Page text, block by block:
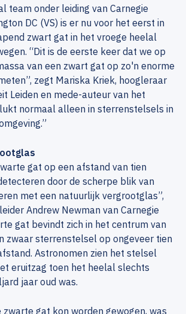
team onder leiding van Carnegie
DC (VS) is er nu voor het eerst in
zwart gat in het vroege heelal
“Dit is de eerste keer dat we op
van een zwart gat op zo'n enorme
zegt Mariska Kriek, hoogleraar
Leiden en mede-auteur van het
normaal alleen in sterrenstelsels in
gat op een afstand van tien
door de scherpe blik van
met een natuurlijk vergrootglas”,
Andrew Newman van Carnegie
gat bevindt zich in het centrum van
zwaar sterrenstelsel op ongeveer tien
Astronomen zien het stelsel
eruitzag toen het heelal slechts
jaar oud was.
gat kon worden gewogen, was